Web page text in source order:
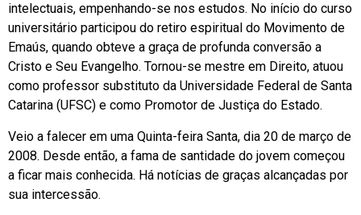
intelectuais, empenhando-se nos estudos. No início do curso
universitário participou do retiro espiritual do Movimento de
Emaús, quando obteve a graça de profunda conversão a
Cristo e Seu Evangelho. Tornou-se mestre em Direito, atuou
como professor substituto da Universidade Federal de Santa
Catarina (UFSC) e como Promotor de Justiça do Estado.
Veio a falecer em uma Quinta-feira Santa, dia 20 de março de
2008. Desde então, a fama de santidade do jovem começou
a ficar mais conhecida. Há notícias de graças alcançadas por
sua intercessão.